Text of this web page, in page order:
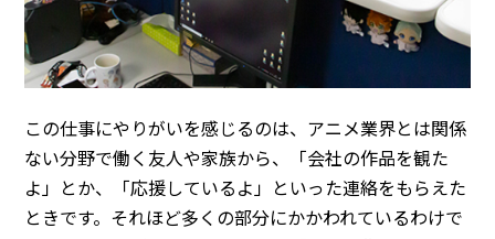
この仕事にやりがいを感じるのは、アニメ業界とは関係
ない分野で働く友人や家族から、「会社の作品を観た
よ」とか、「応援しているよ」といった連絡をもらえた
ときです。それほど多くの部分にかかわれているわけで